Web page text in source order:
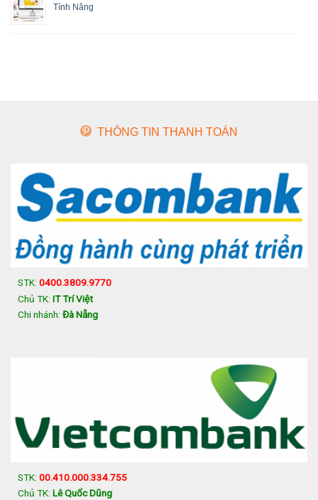
Tính Năng
THÔNG TIN THANH TOÁN
STK: 0400.3809.9770
Chủ TK: IT Trí Việt
Chi nhánh: Đà Nẵng
STK: 00.410.000.334.755
Chủ TK: Lê Quốc Dũng